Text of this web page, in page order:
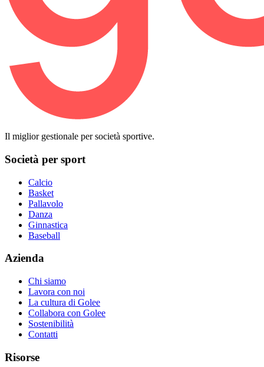
Il miglior gestionale per società sportive.
Società per sport
Calcio
Basket
Pallavolo
Danza
Ginnastica
Baseball
Azienda
Chi siamo
Lavora con noi
La cultura di Golee
Collabora con Golee
Sostenibilità
Contatti
Risorse